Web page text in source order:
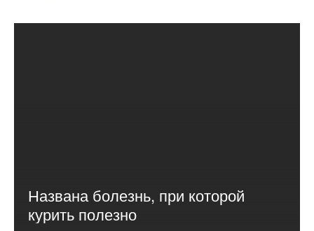
Названа болезнь, при которой
курить полезно